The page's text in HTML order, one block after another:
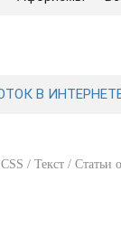
В
/ Текст /